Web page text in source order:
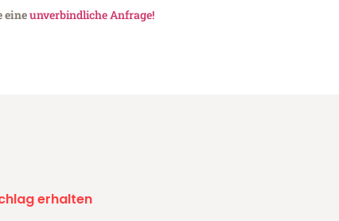
eineunverbindliche Anfrage!
erhalten